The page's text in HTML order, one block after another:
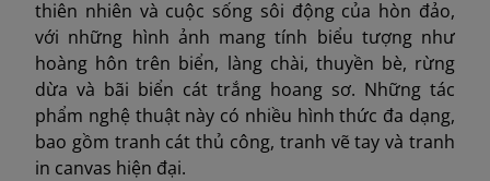
thiên nhiên và cuộc sống sôi động của hòn đảo,
với những hình ảnh mang tính biểu tượng như
hoàng hôn trên biển, làng chài, thuyền bè, rừng
dừa và bãi biển cát trắng hoang sơ. Những tác
phẩm nghệ thuật này có nhiều hình thức đa dạng,
bao gồm tranh cát thủ công, tranh vẽ tay và tranh
in canvas hiện đại.